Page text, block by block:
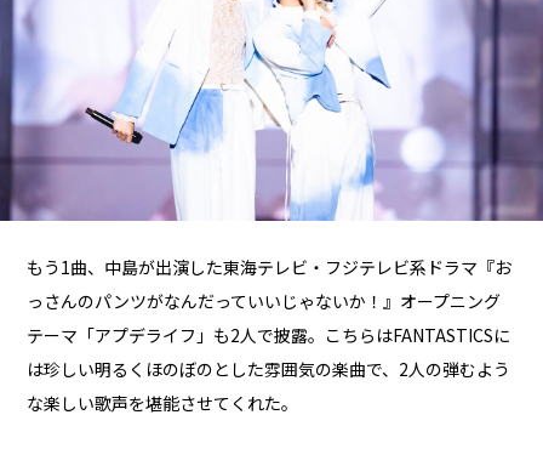
もう1曲、中島が出演した東海テレビ・フジテレビ系ドラマ『お
っさんのパンツがなんだっていいじゃないか！』オープニング
テーマ「アプデライフ」も2人で披露。こちらはFANTASTICSに
は珍しい明るくほのぼのとした雰囲気の楽曲で、2人の弾むよう
な楽しい歌声を堪能させてくれた。